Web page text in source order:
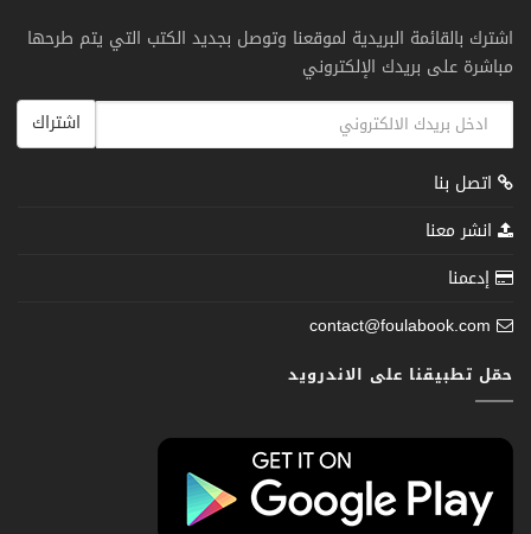
اشترك بالقائمة البريدية لموقعنا وتوصل بجديد الكتب التي يتم طرحها
مباشرة على بريدك الإلكتروني
اشتراك
اتصل بنا
انشر معنا
إدعمنا
contact@foulabook.com
حمّل تطبيقنا على الاندرويد